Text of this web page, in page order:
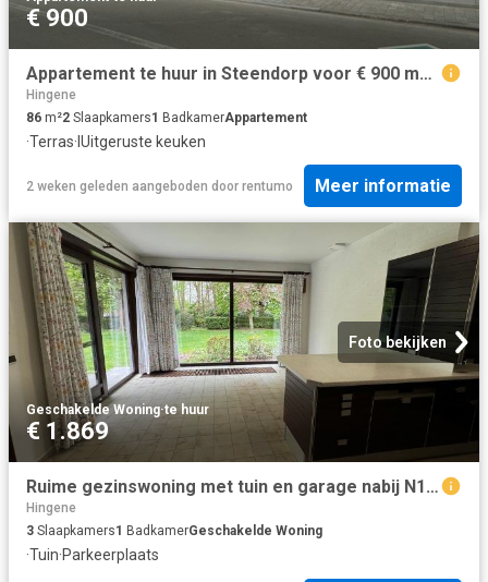
€ 900
Appartement te huur in Steendorp voor € 900 met 2 slaapkamers
Hingene
86 m²2 Slaapkamers1 BadkamerAppartement
·Terras· IUitgeruste keuken
2 weken geleden aangeboden door rentumo Meer informatie
Foto bekijken
Geschakelde Woning·te huur
€ 1.869
Ruime gezinswoning met tuin en garage nabij N16 en A12
Hingene
3 Slaapkamers1 BadkamerGeschakelde Woning
·Tuin·Parkeerplaats